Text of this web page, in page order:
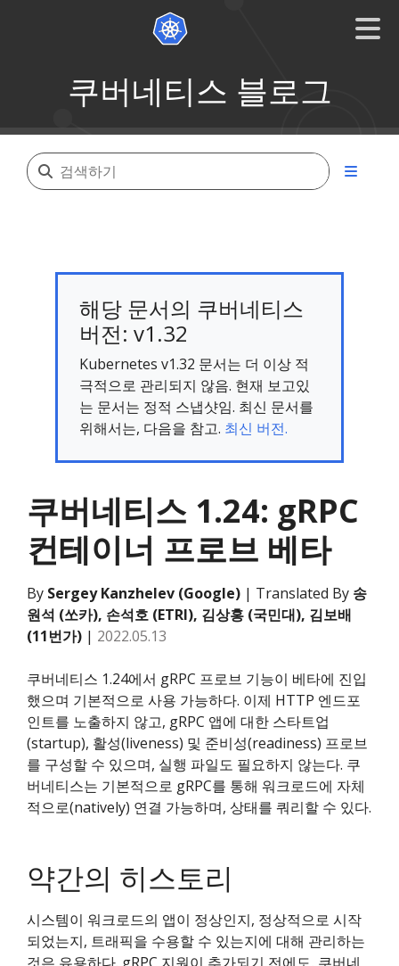
쿠버네티스 블로그
해당 문서의 쿠버네티스
버전: v1.32
Kubernetes v1.32 문서는 더 이상 적
극적으로 관리되지 않음. 현재 보고있
는 문서는 정적 스냅샷임. 최신 문서를
위해서는, 다음을 참고. 최신 버전.
쿠버네티스 1.24: gRPC
컨테이너 프로브 베타
By Sergey Kanzhelev (Google) | Translated By 송
원석 (쏘카), 손석호 (ETRI), 김상홍 (국민대), 김보배
(11번가) | 2022.05.13
쿠버네티스 1.24에서 gRPC 프로브 기능이 베타에 진입
했으며 기본적으로 사용 가능하다. 이제 HTTP 엔드포
인트를 노출하지 않고, gRPC 앱에 대한 스타트업
(startup), 활성(liveness) 및 준비성(readiness) 프로브
를 구성할 수 있으며, 실행 파일도 필요하지 않는다. 쿠
버네티스는 기본적으로 gRPC를 통해 워크로드에 자체
적으로(natively) 연결 가능하며, 상태를 쿼리할 수 있다.
약간의 히스토리
시스템이 워크로드의 앱이 정상인지, 정상적으로 시작
되었는지, 트래픽을 수용할 수 있는지에 대해 관리하는